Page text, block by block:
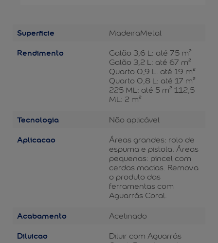
Superficie MadeiraMetal
Rendimento
Galão 3,6 L: até 75 m²
Galão 3,2 L: até 67 m²
Quarto 0,9 L: até 19 m²
Quarto 0,8 L: até 17 m²
225 ML: até 5 m² 112,5
ML: 2 m²
Tecnologia Não aplicável
Aplicacao
Áreas grandes: rolo de
espuma e pistola. Áreas
pequenas: pincel com
cerdas macias. Remova
o produto das
ferramentas com
Aguarrás Coral.
Acabamento Acetinado
Diluicao
Diluir com Aguarrás